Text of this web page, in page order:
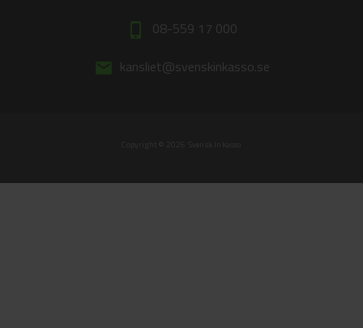
phone_iphone 08-559 17 000
email kansliet@svenskinkasso.se